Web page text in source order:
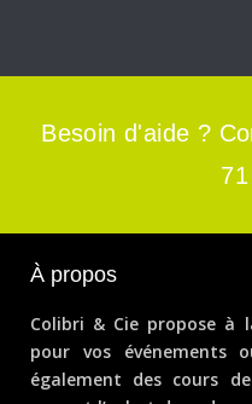
Besoin d'aide ?
À propos
Colibri & Cie propose à
pour vos événements
également des cours